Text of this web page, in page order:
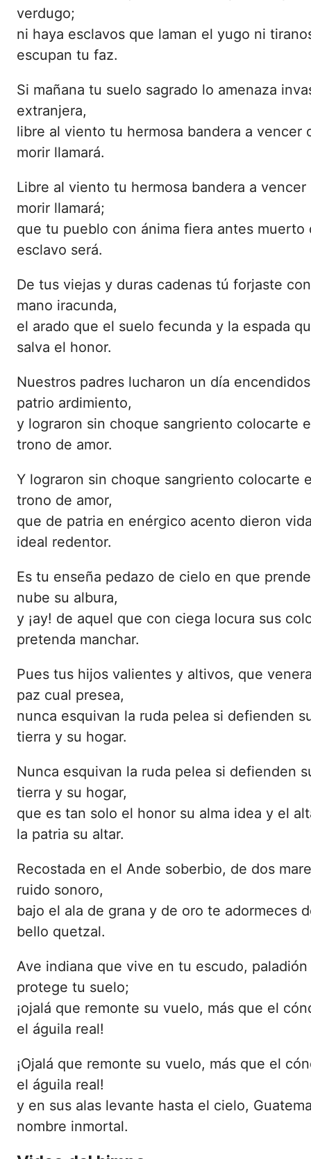
verdugo;
ni haya esclavos que laman el yugo ni
escupan tu faz.
Si mañana tu suelo sagrado lo amenaza
extranjera,
libre al viento tu hermosa bandera a vencer
morir llamará.
Libre al viento tu hermosa bandera a vencer
morir llamará;
que tu pueblo con ánima fiera antes muerto
esclavo será.
De tus viejas y duras cadenas tú forjaste con
mano iracunda,
el arado que el suelo fecunda y la espada
salva el honor.
Nuestros padres lucharon un día
patrio ardimiento,
y lograron sin choque sangriento colocarte
trono de amor.
Y lograron sin choque sangriento colocarte
trono de amor,
que de patria en enérgico acento dieron
ideal redentor.
Es tu enseña pedazo de cielo en que
nube su albura,
y ¡ay! de aquel que con ciega locura sus
pretenda manchar.
Pues tus hijos valientes y altivos, que
paz cual presea,
nunca esquivan la ruda pelea si defienden
tierra y su hogar.
Nunca esquivan la ruda pelea si defienden
tierra y su hogar,
que es tan solo el honor su alma idea y el
la patria su altar.
Recostada en el Ande soberbio, de dos
ruido sonoro,
bajo el ala de grana y de oro te adormeces
bello quetzal.
Ave indiana que vive en tu escudo,
protege tu suelo;
¡ojalá que remonte su vuelo, más que el
el águila real!
¡Ojalá que remonte su vuelo, más que el
el águila real!
y en sus alas levante hasta el cielo,
nombre inmortal.